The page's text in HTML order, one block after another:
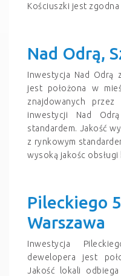
Kościuszki jest
Nad Odrą,
Inwestycja Nad Odrą
jest położona w
znajdowanych
inwestycji Nad
standardem. Jakość
z rynkowym
wysoką jakośc obsługi
Pileckiego
Warszawa
Inwestycja
dewelopera jest
Jakość lokali